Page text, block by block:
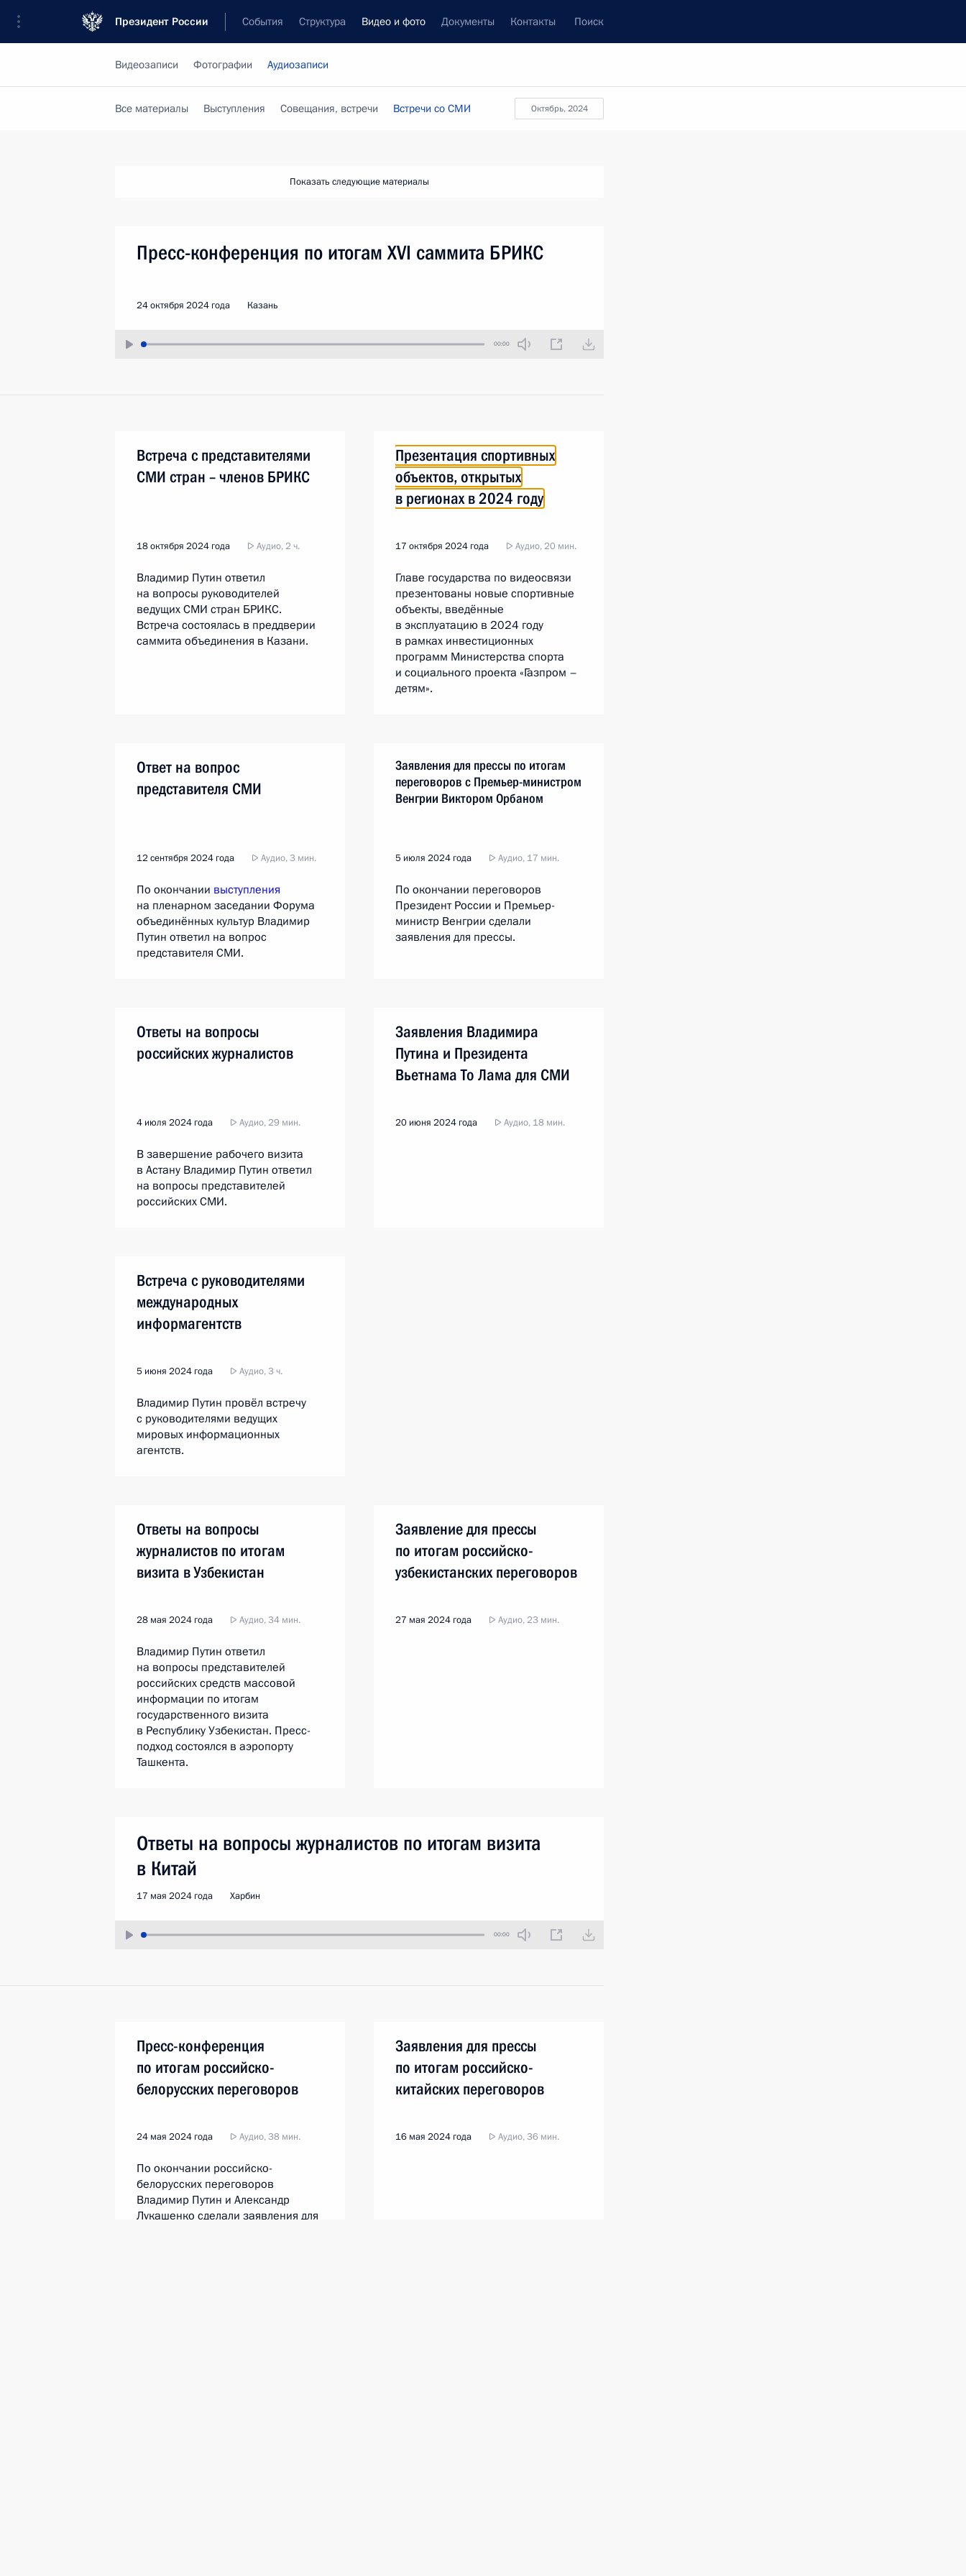
Президент России События Структура Видео и фото Документы Контакты Поиск
Видеозаписи Фотографии Аудиозаписи
октябрь, 2024
Все материалы Выступления Совещания, встречи Встречи со СМИ
Показать следующие материалы
Пресс-конференция по итогам XVI саммита БРИКС
24 октября 2024 года Казань
00:00
Встреча с представителями
СМИ стран – членов БРИКС
18 октября 2024 года Аудио, 2 ч.
Владимир Путин ответил
на вопросы руководителей
ведущих СМИ стран БРИКС.
Встреча состоялась в преддверии
саммита объединения в Казани.
Презентация спортивных
объектов, открытых
в регионах в 2024 году
17 октября 2024 года Аудио, 20 мин.
Главе государства по видеосвязи
презентованы новые спортивные
объекты, введённые
в эксплуатацию в 2024 году
в рамках инвестиционных
программ Министерства спорта
и социального проекта «Газпром –
детям».
Ответ на вопрос
представителя СМИ
12 сентября 2024 года Аудио, 3 мин.
По окончании выступления
на пленарном заседании Форума
объединённых культур Владимир
Путин ответил на вопрос
представителя СМИ.
Заявления для прессы по итогам
переговоров с Премьер-министром
Венгрии Виктором Орбаном
5 июля 2024 года Аудио, 17 мин.
По окончании переговоров
Президент России и Премьер-
министр Венгрии сделали
заявления для прессы.
Ответы на вопросы
российских журналистов
4 июля 2024 года Аудио, 29 мин.
В завершение рабочего визита
в Астану Владимир Путин ответил
на вопросы представителей
российских СМИ.
Заявления Владимира
Путина и Президента
Вьетнама То Лама для СМИ
20 июня 2024 года Аудио, 18 мин.
Встреча с руководителями
международных
информагентств
5 июня 2024 года Аудио, 3 ч.
Владимир Путин провёл встречу
с руководителями ведущих
мировых информационных
агентств.
Ответы на вопросы
журналистов по итогам
визита в Узбекистан
28 мая 2024 года Аудио, 34 мин.
Владимир Путин ответил
на вопросы представителей
российских средств массовой
информации по итогам
государственного визита
в Республику Узбекистан. Пресс-
подход состоялся в аэропорту
Ташкента.
Заявление для прессы
по итогам российско-
узбекистанских переговоров
27 мая 2024 года Аудио, 23 мин.
Ответы на вопросы журналистов по итогам визита
в Китай
17 мая 2024 года Харбин
00:00
Пресс-конференция
по итогам российско-
белорусских переговоров
24 мая 2024 года Аудио, 38 мин.
По окончании российско-
белорусских переговоров
Владимир Путин и Александр
Лукашенко сделали заявления для
Заявления для прессы
по итогам российско-
китайских переговоров
16 мая 2024 года Аудио, 36 мин.